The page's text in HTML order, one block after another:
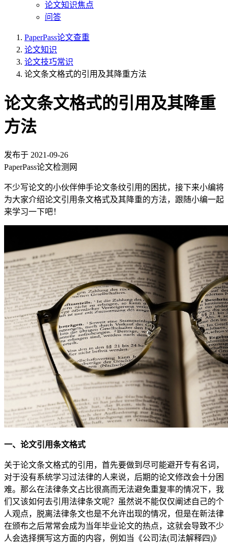
论文知识焦点
问答
PaperPass论文查重
论文知识
论文技巧常识
论文条文格式的引用及其降重方法
论文条文格式的引用及其降重
方法
发布于 2021-09-26
PaperPass论文检测网
不少写论文的小伙伴伸手论文条纹引用的困扰，接下来小编将
为大家介绍论文引用条文格式及其降重的方法，跟随小编一起
来学习一下吧！
一、论文引用条文格式
关于论文条文格式的引用，首先要做到尽可能避开专有名词，
对于没有系统学习过法律的人来说，后期的论文修改会十分困
难。那么在法律条文占比很高而无法避免重复率的情况下，我
们又该如何去引用法律条文呢？虽然说不能仅仅阐述自己的个
人观点，脱离法律条文也是不允许出现的情况，但是在新法律
在颁布之后常常会成为当年毕业论文的热点，这就会导致不少
人会选择撰写这方面的内容，例如当《公司法(司法解释四)》